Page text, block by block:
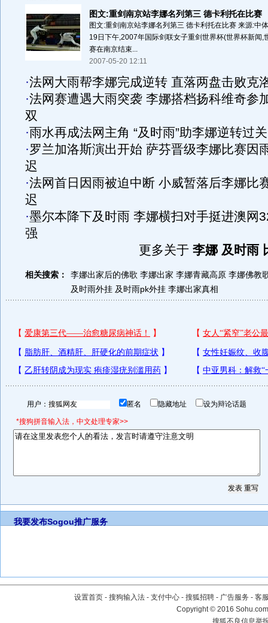
图文:重剑南京站李娜名列第三 德卡利托在比赛
图文:重剑南京站李娜名列第三 德卡利托在比赛 来源:中
19日下午,2007年国际剑联女子重剑世界杯(世界杯新闻,
赛在南京结束...
2007-05-20 12:11
·法网大雨帮李娜完成逆转 直落两盘击败克
·法网赛遭遇大雨突袭 李娜搭档扬科维奇参
双
·雨水再成法网主角 “及时雨”助李娜逆转过关
·罗兰加洛斯演出开始 萨芬晋级李娜比赛因
迟
·法网首日因雨被迫中断 小威暂落后李娜比
迟
·墨尔本降下及时雨 李娜横扫对手挺进澳网
强
更多关于 李娜 及时雨
相关搜索： 李娜出家后的佛歌 李娜出家 李娜青藏高原 李娜佛教
及时雨外挂 及时雨pk外挂 李娜出家真相
用户： 匿名 隐藏地址 设为辩论话题
*搜狗拼音输入法，中文处理专家>>
我要发布Sogou推广服务
设置首页 - 搜狗输入法 - 支付中心 - 搜狐招聘 - 广告服务 - 客
Copyright©2016
搜狐不良信息举